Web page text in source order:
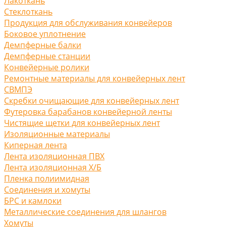
Стеклоткань
Продукция для обслуживания конвейеров
Боковое уплотнение
Демпферные балки
Демпферные станции
Конвейерные ролики
Ремонтные материалы для конвейерных лент
СВМПЭ
Скребки очищающие для конвейерных лент
Футеровка барабанов конвейерной ленты
Чистящие щетки для конвейерных лент
Изоляционные материалы
Киперная лента
Лента изоляционная ПВХ
Лента изоляционная Х/Б
Пленка полиимидная
Соединения и хомуты
БРС и камлоки
Металлические соединения для шлангов
Хомуты